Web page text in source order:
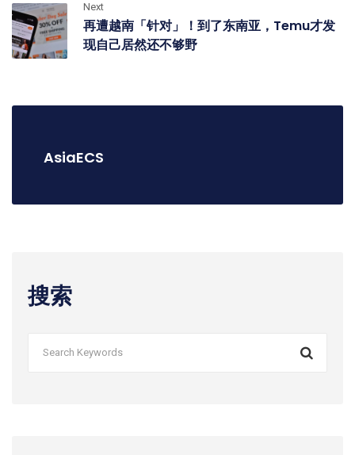
Next
再遭越南「针对」！到了东南亚，Temu才发
现自己居然还不够野
AsiaECS
搜索